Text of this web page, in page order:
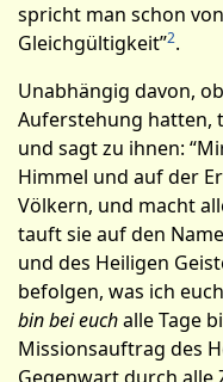
spricht man schon
Gleichgültigkeit”2.
Unabhängig davon,
Auferstehung hatten,
und sagt zu ihnen:
Himmel und auf der
Völkern, und macht
tauft sie auf den
und des Heiligen
befolgen, was ich
bin bei euchalle Tage
Missionsauftrag des